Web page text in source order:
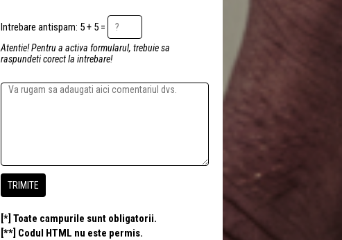
Intrebare antispam: 5 + 5 =
Atentie! Pentru a activa formularul, trebuie sa
raspundeti corect la intrebare!
[*] Toate campurile sunt obligatorii.
[**] Codul HTML nu este permis.